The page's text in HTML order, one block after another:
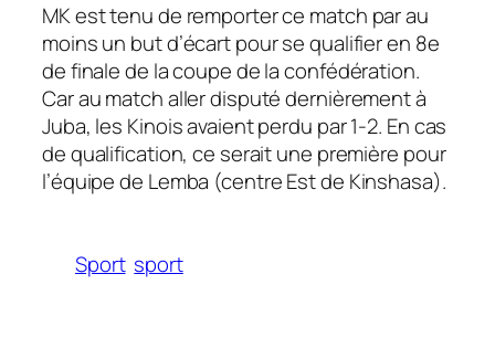
MK est tenu de remporter ce match par au
moins un but d’écart pour se qualifier en 8e
de finale de la coupe de la confédération.
Car au match aller disputé dernièrement à
Juba, les Kinois avaient perdu par 1-2. En cas
de qualification, ce serait une première pour
l’équipe de Lemba (centre Est de Kinshasa).
Sport sport